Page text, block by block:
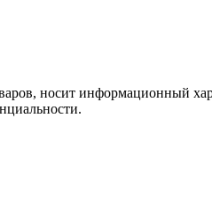
носит информационный